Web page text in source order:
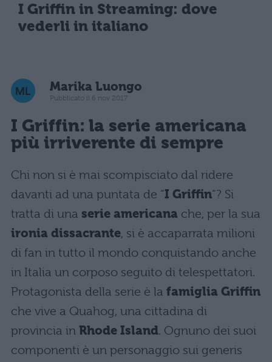
I Griffin in Streaming: dove
vederli in italiano
Marika Luongo
Pubblicato il 6 nov 2017
I Griffin: la serie americana
più irriverente di sempre
Chi non si è mai scompisciato dal ridere
davanti ad una puntata de “I Griffin“? Si
tratta di una serie americana che, per la sua
ironia dissacrante, si è accaparrata milioni
di fan in tutto il mondo conquistando anche
in Italia un corposo seguito di telespettatori.
Protagonista della serie è la famiglia Griffin
che vive a Quahog, una cittadina di
provincia in Rhode Island. Ognuno dei suoi
componenti è un personaggio sui generis